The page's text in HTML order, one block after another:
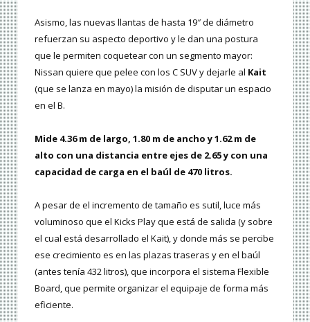
Asismo, las nuevas llantas de hasta 19″ de diámetro
refuerzan su aspecto deportivo y le dan una postura
que le permiten coquetear con un segmento mayor:
Nissan quiere que pelee con los C SUV y dejarle al Kait
(que se lanza en mayo) la misión de disputar un espacio
en el B.
Mide 4.36 m de largo, 1.80 m de ancho y 1.62 m de
alto con una distancia entre ejes de 2.65 y con una
capacidad de carga en el baúl de 470 litros.
A pesar de el incremento de tamaño es sutil, luce más
voluminoso que el Kicks Play que está de salida (y sobre
el cual está desarrollado el Kait), y donde más se percibe
ese crecimiento es en las plazas traseras y en el baúl
(antes tenía 432 litros), que incorpora el sistema Flexible
Board, que permite organizar el equipaje de forma más
eficiente.